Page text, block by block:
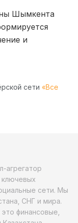
Шымкента
и
сети «Все
агрегатор
ключевых
сети. Мы
СНГ и мира.
финансовые,